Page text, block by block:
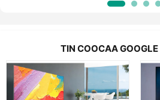
TIN COOCAA